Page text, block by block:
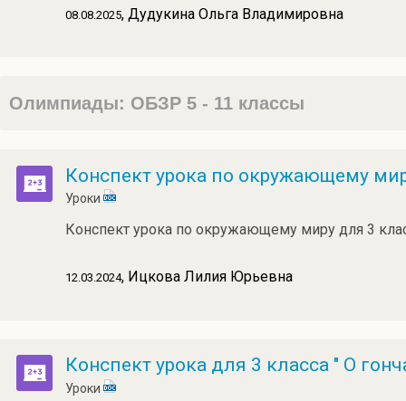
08.08.2025, Дудукина Ольга Владимировна
Олимпиады: ОБЗР 5 - 11 классы
Конспект урока по окружающему
Уроки
Конспект урока по окружающему миру для 3
12.03.2024, Ицкова Лилия Юрьевна
Конспект урока для 3 класса " О
Уроки